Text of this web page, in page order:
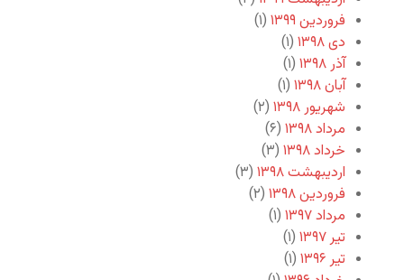
فروردین ۱۳۹۹
(۱)
دی ۱۳۹۸
(۱)
آذر ۱۳۹۸
(۱)
آبان ۱۳۹۸
(۱)
شهریور ۱۳۹۸
(۲)
مرداد ۱۳۹۸
(۶)
خرداد ۱۳۹۸
(۳)
اردیبهشت ۱۳۹۸
(۳)
فروردین ۱۳۹۸
(۲)
مرداد ۱۳۹۷
(۱)
تیر ۱۳۹۷
(۱)
تیر ۱۳۹۶
(۱)